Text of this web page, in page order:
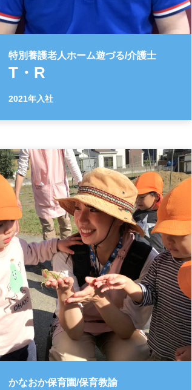
特別養護老人ホーム遊づる/介護士
T・R
2021年入社
かなおか保育園/保育教諭